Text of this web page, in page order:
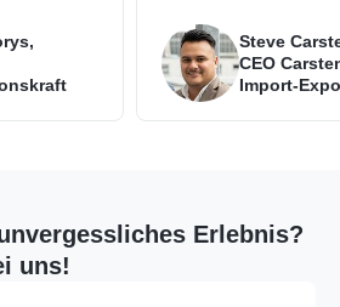
wenn wir
Team war
ich
einfach
unserem Team war
großartig.
Steve
CEO
Import-
Erlebnis?
uns!